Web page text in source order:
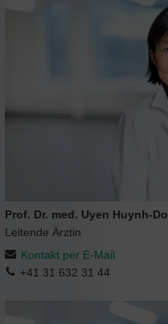
Prof. Dr. med. Uyen Huynh-Do
Leitende Ärztin
Kontakt per E-Mail
+41 31 632 31 44